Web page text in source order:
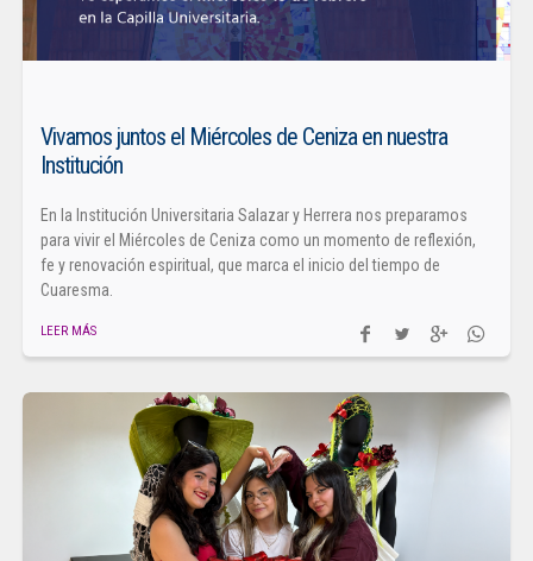
Vivamos juntos el Miércoles de Ceniza en nuestra
Institución
En la Institución Universitaria Salazar y Herrera nos preparamos
para vivir el Miércoles de Ceniza como un momento de reflexión,
fe y renovación espiritual, que marca el inicio del tiempo de
Cuaresma.
LEER MÁS